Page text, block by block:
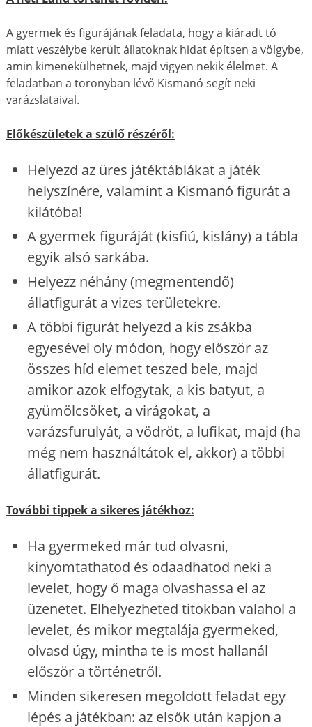
A gyermek és figurájának feladata, hogy a kiáradt tó
miatt veszélybe került állatoknak hidat építsen a völgybe,
amin kimenekülhetnek, majd vigyen nekik élelmet. A
feladatban a toronyban lévő Kismanó segít neki
varázslataival.
Előkészületek a szülő részéről:
Helyezd az üres játéktáblákat a játék
helyszínére, valamint a Kismanó figurát a
kilátóba!
A gyermek figuráját (kisfiú, kislány) a tábla
egyik alsó sarkába.
Helyezz néhány (megmentendő)
állatfigurát a vizes területekre.
A többi figurát helyezd a kis zsákba
egyesével oly módon, hogy először az
összes híd elemet teszed bele, majd
amikor azok elfogytak, a kis batyut, a
gyümölcsöket, a virágokat, a
varázsfurulyát, a vödröt, a lufikat, majd (ha
még nem használtátok el, akkor) a többi
állatfigurát.
További tippek a sikeres játékhoz:
Ha gyermeked már tud olvasni,
kinyomtathatod és odaadhatod neki a
levelet, hogy ő maga olvashassa el az
üzenetet. Elhelyezheted titokban valahol a
levelet, és mikor megtalája gyermeked,
olvasd úgy, mintha te is most hallanál
először a történetről.
Minden sikeresen megoldott feladat egy
lépés a játékban: az elsők után kapjon a